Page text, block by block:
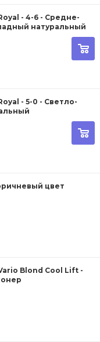
- 4-6 - Средне-
натуральный
- 5-0 - Светло-
- Коричневый цвет
Blond Cool Lift -